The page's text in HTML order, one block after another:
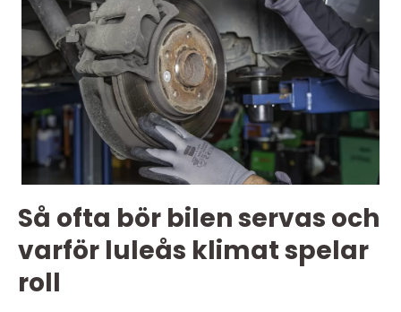
Så ofta bör bilen servas och
varför luleås klimat spelar
roll